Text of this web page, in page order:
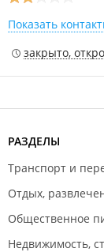
Показать
закрыто,
РАЗДЕЛЫ
Транспорт и
Отдых,
Общественное
Недвижимость,